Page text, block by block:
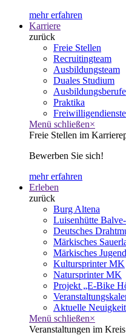
mehr erfahren
Karriere
zurück
Freie Stellen
Recruitingteam
Ausbildungsteam
Duales Studium
Ausbildungsberufe
Praktika
Freiwilligendienste
Menü schließen×
Freie Stellen im
Bewerben Sie sich!
mehr erfahren
Erleben
zurück
Burg Altena
Luisenhütte
Deutsches
Märkisches
Märkisches
Kultursprinter MK
Natursprinter MK
Projekt „E-Bike
Aktuelle
Menü schließen×
Veranstaltungen im Kreis